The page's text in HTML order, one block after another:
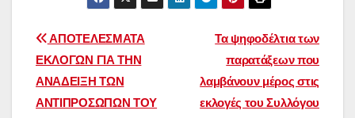
Πλοήγηση
άρθρων
Τα ψηφοδέλτια των
παρατάξεων που
λαμβάνουν μέρος στις
εκλογές του Συλλόγου
ΑΠΟΤΕΛΕΣΜΑΤΑ
ΕΚΛΟΓΩΝ ΓΙΑ ΤΗΝ
ΑΝΑΔΕΙΞΗ ΤΩΝ
ΑΝΤΙΠΡΟΣΩΠΩΝ ΤΟΥ